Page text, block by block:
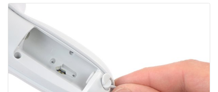
Добавить комментарий